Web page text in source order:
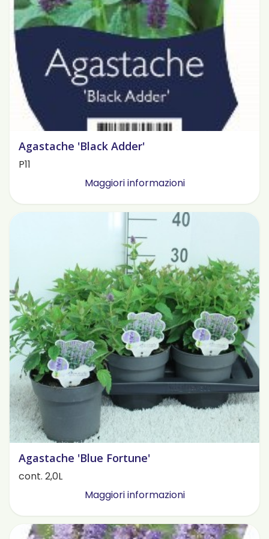
Agastache 'Black Adder'
P11
Maggiori informazioni
Agastache 'Blue Fortune'
cont. 2,0L
Maggiori informazioni